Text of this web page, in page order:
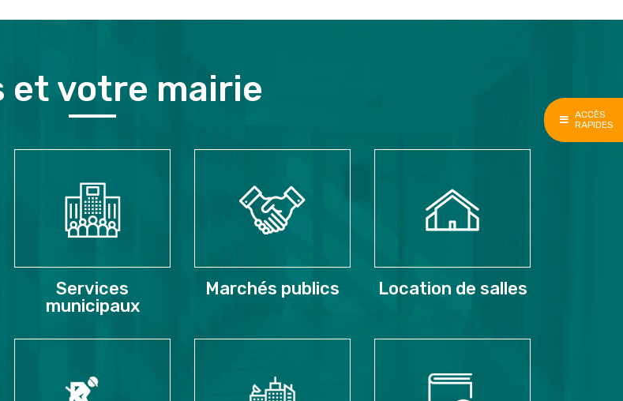
ACCÈS
RAPIDES
et votre mairie
Services
municipaux
Marchés publics Location de salles